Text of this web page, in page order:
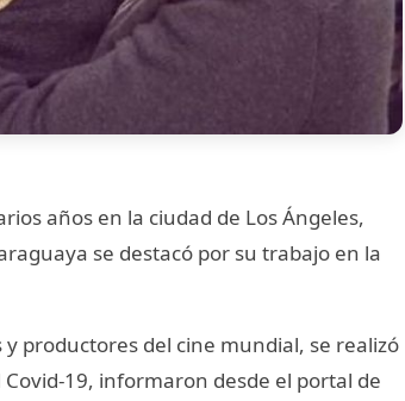
años en la ciudad de Los Ángeles,
se destacó por su trabajo en la
productores del cine mundial, se realizó
19, informaron desde el portal de